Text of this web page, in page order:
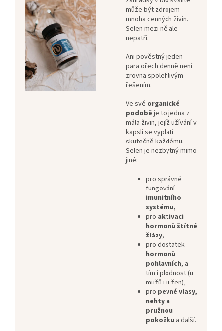
může být zdrojem
mnoha cenných živin.
Selen mezi ně ale
nepatří.
Ani pověstný jeden
para ořech denně není
zrovna spolehlivým
řešením.
Ve své organické
podobě je to jedna z
mála živin, jejíž užívání v
kapsli se vyplatí
skutečně každému.
Selen je nezbytný mimo
jiné:
pro správné
fungování
imunitního
systému,
pro aktivaci
hormonů štítné
žlázy,
pro dostatek
hormonů
pohlavních, a
tím i plodnost (u
mužů i u žen),
pro pevné vlasy,
nehty a
pružnou
pokožku a další.